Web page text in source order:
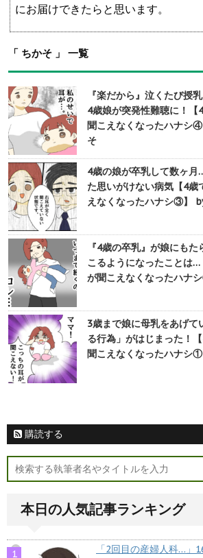
にお届けできたらと思います。
「 ちかそ 」 一覧
『楽だから』泣くたび授
4歳娘が突発性難聴に！【
聞こえなくなったハナシ
そ
4歳の娘が卒乳して数ヶ
た思いがけない病気【4歳
えなくなったハナシ③】
『4歳の卒乳』が娘にも
こるようになったことは
が聞こえなくなったハナ
3歳まで娘に母乳をあげ
る行為」がはじまった！
聞こえなくなったハナシ
購読する
本日の人気記事ランキング
「2回目の産婦人科…」